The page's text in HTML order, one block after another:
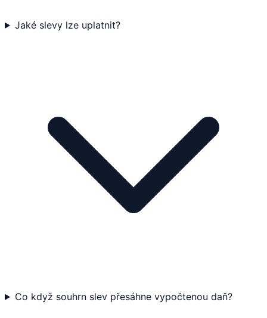
Jaké slevy lze uplatnit?
Co když souhrn slev přesáhne vypočtenou daň?